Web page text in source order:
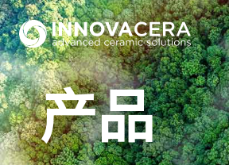
产品